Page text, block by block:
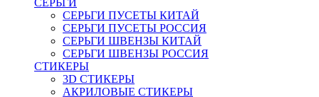
СЕРЬГИ
СЕРЬГИ ПУСЕТЫ КИТАЙ
СЕРЬГИ ПУСЕТЫ РОССИЯ
СЕРЬГИ ШВЕНЗЫ КИТАЙ
СЕРЬГИ ШВЕНЗЫ РОССИЯ
СТИКЕРЫ
3D СТИКЕРЫ
АКРИЛОВЫЕ СТИКЕРЫ